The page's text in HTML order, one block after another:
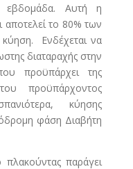
εβδομάδα. Αυτή η
αποτελεί το 80% των
κύηση. Ενδέχεται να
διαταραχής στην
προϋπάρχει της
προϋπάρχοντος
κύησης
φάση Διαβήτη
πλακούντας παράγει